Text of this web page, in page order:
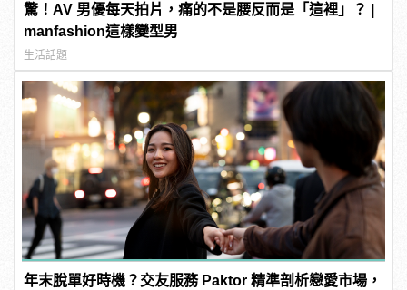
驚！AV 男優每天拍片，痛的不是腰反而是「這裡」？ |
manfashion這樣變型男
生活話題
年末脫單好時機？交友服務 Paktor 精準剖析戀愛市場，